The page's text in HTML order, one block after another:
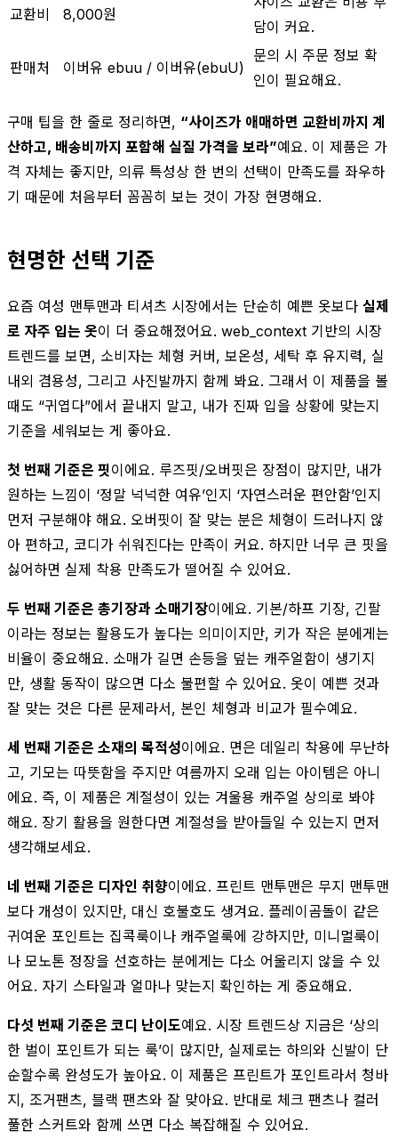
교환비 8,000원
담이 커요.
판매처 이버유 ebuu / 이버유(ebuU)
문의 시 주문 정보 확
인이 필요해요.
구매 팁을 한 줄로 정리하면, “사이즈가 애매하면 교환비까지 계
산하고, 배송비까지 포함해 실질 가격을 보라”예요. 이 제품은 가
격 자체는 좋지만, 의류 특성상 한 번의 선택이 만족도를 좌우하
기 때문에 처음부터 꼼꼼히 보는 것이 가장 현명해요.
현명한 선택 기준
요즘 여성 맨투맨과 티셔츠 시장에서는 단순히 예쁜 옷보다 실제
로 자주 입는 옷이 더 중요해졌어요. web_context 기반의 시장
트렌드를 보면, 소비자는 체형 커버, 보온성, 세탁 후 유지력, 실
내외 겸용성, 그리고 사진발까지 함께 봐요. 그래서 이 제품을 볼
때도 “귀엽다”에서 끝내지 말고, 내가 진짜 입을 상황에 맞는지
기준을 세워보는 게 좋아요.
첫 번째 기준은 핏이에요. 루즈핏/오버핏은 장점이 많지만, 내가
원하는 느낌이 ‘정말 넉넉한 여유’인지 ‘자연스러운 편안함’인지
먼저 구분해야 해요. 오버핏이 잘 맞는 분은 체형이 드러나지 않
아 편하고, 코디가 쉬워진다는 만족이 커요. 하지만 너무 큰 핏을
싫어하면 실제 착용 만족도가 떨어질 수 있어요.
두 번째 기준은 총기장과 소매기장이에요. 기본/하프 기장, 긴팔
이라는 정보는 활용도가 높다는 의미이지만, 키가 작은 분에게는
비율이 중요해요. 소매가 길면 손등을 덮는 캐주얼함이 생기지
만, 생활 동작이 많으면 다소 불편할 수 있어요. 옷이 예쁜 것과
잘 맞는 것은 다른 문제라서, 본인 체형과 비교가 필수예요.
세 번째 기준은 소재의 목적성이에요. 면은 데일리 착용에 무난하
고, 기모는 따뜻함을 주지만 여름까지 오래 입는 아이템은 아니
에요. 즉, 이 제품은 계절성이 있는 겨울용 캐주얼 상의로 봐야
해요. 장기 활용을 원한다면 계절성을 받아들일 수 있는지 먼저
생각해보세요.
네 번째 기준은 디자인 취향이에요. 프린트 맨투맨은 무지 맨투맨
보다 개성이 있지만, 대신 호불호도 생겨요. 플레이곰돌이 같은
귀여운 포인트는 집콕룩이나 캐주얼룩에 강하지만, 미니멀룩이
나 모노톤 정장을 선호하는 분에게는 다소 어울리지 않을 수 있
어요. 자기 스타일과 얼마나 맞는지 확인하는 게 중요해요.
다섯 번째 기준은 코디 난이도예요. 시장 트렌드상 지금은 ‘상의
한 벌이 포인트가 되는 룩’이 많지만, 실제로는 하의와 신발이 단
순할수록 완성도가 높아요. 이 제품은 프린트가 포인트라서 청바
지, 조거팬츠, 블랙 팬츠와 잘 맞아요. 반대로 체크 팬츠나 컬러
풀한 스커트와 함께 쓰면 다소 복잡해질 수 있어요.